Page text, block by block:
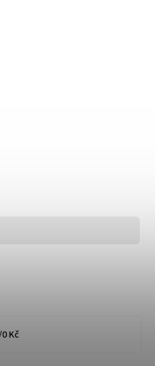
0 Kč